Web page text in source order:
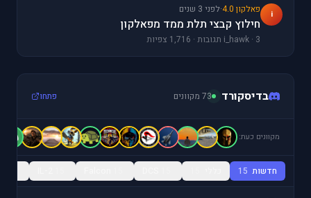
i פאלקון 4.0 ·לפני 3 שנים
חילוץ קבצי תלת ממד מפאלקון
i_hawk · 3 תגובות · 1,716 צפיות
בדיסקורד 73 מקוונים פתחו
מקוונים כעת:
חדשות 15